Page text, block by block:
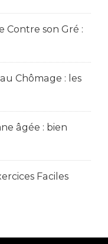
Contre son Gré :
Chômage : les
âgée : bien
Faciles